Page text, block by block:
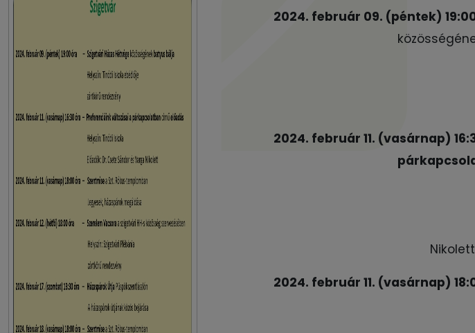
2024. február 09. (péntek)
2024. február 11. (vasárnap)
Nikolett
2024. február 11. (vasárnap)